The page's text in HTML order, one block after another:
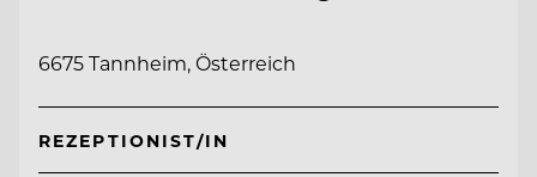
6675 Tannheim, Österreich
REZEPTIONIST/IN